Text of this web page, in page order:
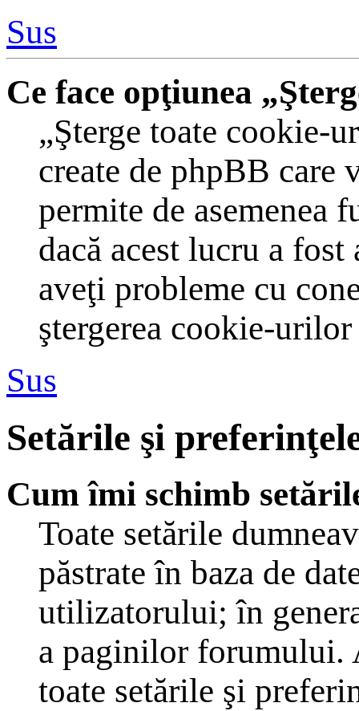
Sus
Ce face opţiunea
„Şterge toate cookie-
create de phpBB care
permite de
dacă acest lucru a
aveţi probleme cu
ştergerea cookie-
Sus
Setările şi
Cum îmi schimb
Toate setările
păstrate în baza de
utilizatorului; în
a paginilor forumului.
toate setările şi